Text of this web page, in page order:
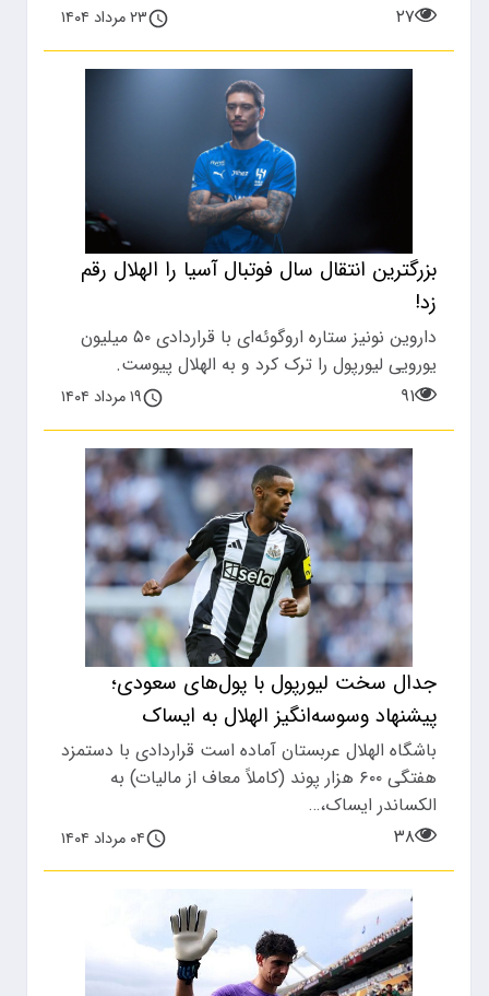
۲۷
۲۳ مرداد ۱۴۰۴
بزرگترین انتقال سال فوتبال آسیا را الهلال رقم
زد!
داروین نونیز ستاره اروگوئه‌ای با قراردادی ۵۰ میلیون
یورویی لیورپول ‏را ترک کرد و به الهلال پیوست. ‏
۹۱
۱۹ مرداد ۱۴۰۴
جدال سخت لیورپول با پول‌های سعودی؛
پیشنهاد وسوسه‌انگیز الهلال به ایساک
باشگاه الهلال عربستان آماده است قراردادی با دستمزد
هفتگی ۶۰۰ هزار پوند (کاملاً معاف از مالیات) به
الکساندر ایساک،…
۳۸
۰۴ مرداد ۱۴۰۴